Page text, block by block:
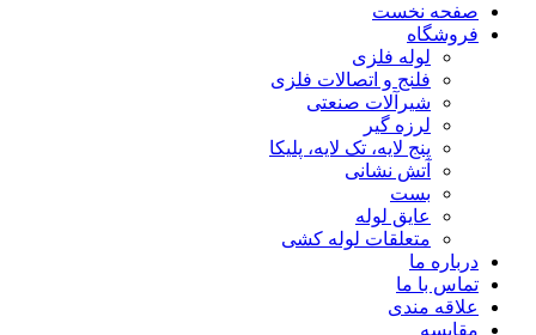
صفحه نخست
فروشگاه
لوله فلزی
فلنج و اتصالات فلزی
شیرآلات صنعتی
لرزه گیر
پنج لایه، تک لایه، پلیکا
آتش نشانی
بست
عایق لوله
متعلقات لوله کشی
درباره ما
تماس با ما
علاقه مندی
مقايسه